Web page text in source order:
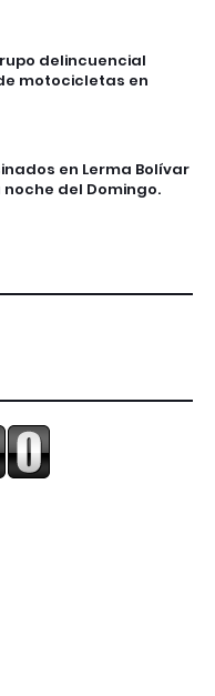
delincuencial
motocicletas en
en Lerma Bolívar
del Domingo.